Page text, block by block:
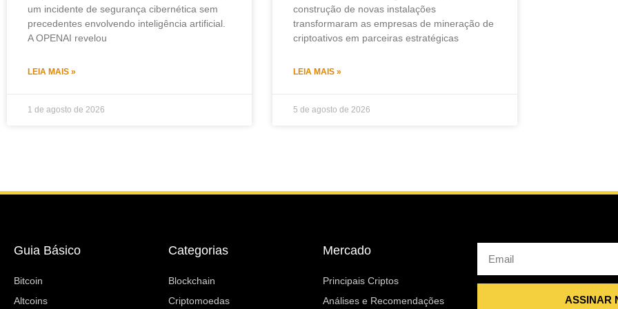
um incidente de segurança cibernética sem
precedentes envolvendo inteligência artificial.
A OPENAI revelou
LEIA MAIS »
1 de agosto de 2026
construção de novas instalações
transformaram as empresas de mineração de
criptoativos em parceiras estratégicas
LEIA MAIS »
5 de agosto de 2026
Guia Básico
Bitcoin
Altcoins
Categorias
Blockchain
Criptomoedas
Mercado
Principais Criptos
Análises e Recomendações
ASSINAR